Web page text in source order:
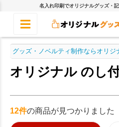
名入れ印刷でオリジナルグッズ・
グッズ・ノベルティ制作ならオリジ
オリジナル のし
12件の商品が見つかりました